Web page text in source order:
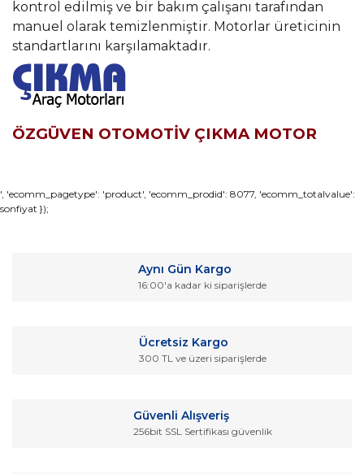
kontrol edilmiş ve bir bakım çalışanı tarafından
manuel olarak temizlenmiştir. Motorlar üreticinin
standartlarını karşılamaktadır.
ÖZGÜVEN OTOMOTİV ÇIKMA MOTOR
Yorum Yaz
Bu ürünün fiyat bilgisi, resim, ürün açıklamalarında ve diğer
konularda yetersiz gördüğünüz noktaları öneri formunu
Ürün resmi kalitesiz, bozuk veya görüntülenemiyor.
Ürün fiyatı diğer sitelerden daha pahalı.
', 'ecomm_pagetype': 'product', 'ecomm_prodid': 8077, 'ecomm_totalvalue':
sonfiyat });
Aynı Gün Kargo
16:00'a kadar ki siparişlerde
Ücretsiz Kargo
300 TL ve üzeri siparişlerde
Güvenli Alışveriş
256bit SSL Sertifikası güvenlik